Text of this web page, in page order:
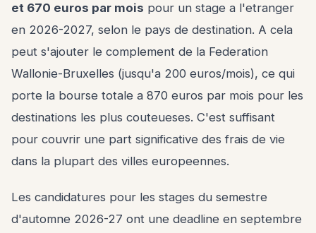
et 670 euros par mois pour un stage a l'etranger
en 2026-2027, selon le pays de destination. A cela
peut s'ajouter le complement de la Federation
Wallonie-Bruxelles (jusqu'a 200 euros/mois), ce qui
porte la bourse totale a 870 euros par mois pour les
destinations les plus couteueses. C'est suffisant
pour couvrir une part significative des frais de vie
dans la plupart des villes europeennes.
Les candidatures pour les stages du semestre
d'automne 2026-27 ont une deadline en septembre